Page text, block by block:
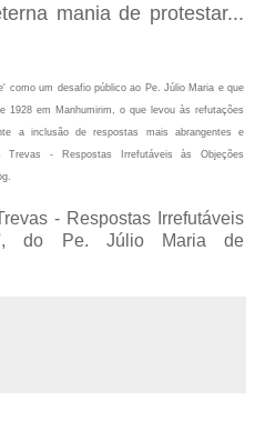
mania de protestar...
como um desafio público ao Pe. Júlio Maria e que
1928 em Manhumirim, o que levou às refutações
a inclusão de respostas mais abrangentes e
- Respostas Irrefutáveis às Objeções
- Respostas Irrefutáveis
do Pe. Júlio Maria de